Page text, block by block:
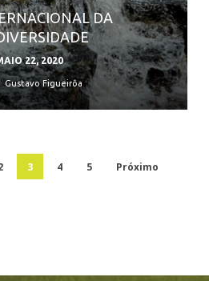
DA
22, 2020
Gustavo Figueirôa
3 4 5 Próximo